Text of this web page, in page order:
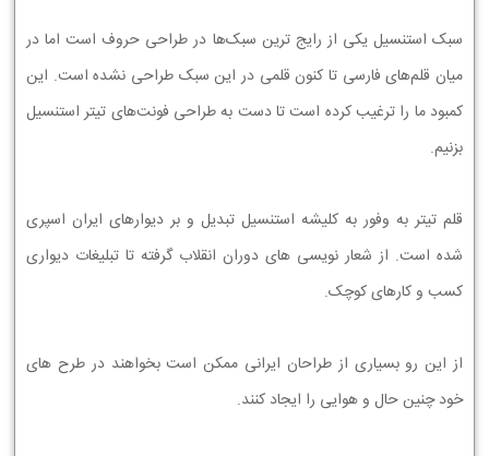
سبک استنسیل یکی از رایج ترین سبک‌ها در طراحی حروف است اما در
میان قلم‌های فارسی تا کنون قلمی در این سبک طراحی نشده است. این
کمبود ما را ترغیب کرده است تا دست به طراحی فونت‌های تیتر استنسیل
بزنیم.
قلم تیتر به وفور به کلیشه استنسیل تبدیل و بر دیوارهای ایران اسپری
شده است. از شعار نویسی های دوران انقلاب گرفته تا تبلیغات دیواری
کسب و کارهای کوچک.
از این رو بسیاری از طراحان ایرانی ممکن است بخواهند در طرح های
خود چنین حال و هوایی را ایجاد کنند.